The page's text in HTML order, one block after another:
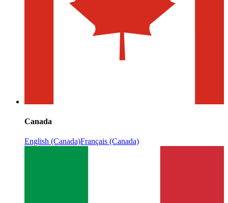
Canada
English (Canada)Français (Canada)